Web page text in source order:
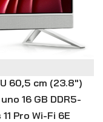
60,5 cm (23.8″)
16 GB DDR5-
Pro Wi-Fi 6E